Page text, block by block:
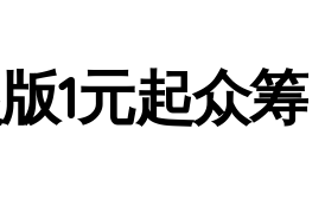
速递！代购揭秘特色功能，抢先看！
1元起众